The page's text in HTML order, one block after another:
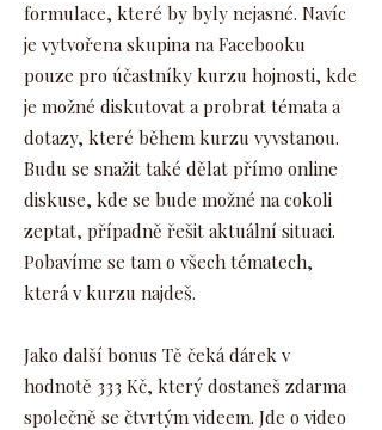
formulace, které by byly nejasné. Navíc
je vytvořena skupina na Facebooku
pouze pro účastníky kurzu hojnosti, kde
je možné diskutovat a probrat témata a
dotazy, které během kurzu vyvstanou.
Budu se snažit také dělat přímo online
diskuse, kde se bude možné na cokoli
zeptat, případně řešit aktuální situaci.
Pobavíme se tam o všech tématech,
která v kurzu najdeš.
Jako další bonus Tě čeká dárek v
hodnotě 333 Kč, který dostaneš zdarma
společně se čtvrtým videem. Jde o video